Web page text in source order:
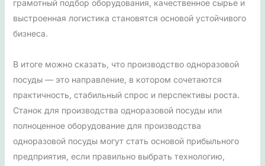
грамотный подбор оборудования, качественное сырье и
выстроенная логистика становятся основой устойчивого
бизнеса.
В итоге можно сказать, что производство одноразовой
посуды — это направление, в котором сочетаются
практичность, стабильный спрос и перспективы роста.
Станок для производства одноразовой посуды или
полноценное оборудование для производства
одноразовой посуды могут стать основой прибыльного
предприятия, если правильно выбрать технологию,